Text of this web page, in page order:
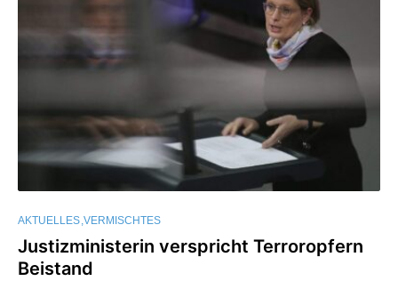
AKTUELLES VERMISCHTES
Justizministerin verspricht Terroropfern
Beistand